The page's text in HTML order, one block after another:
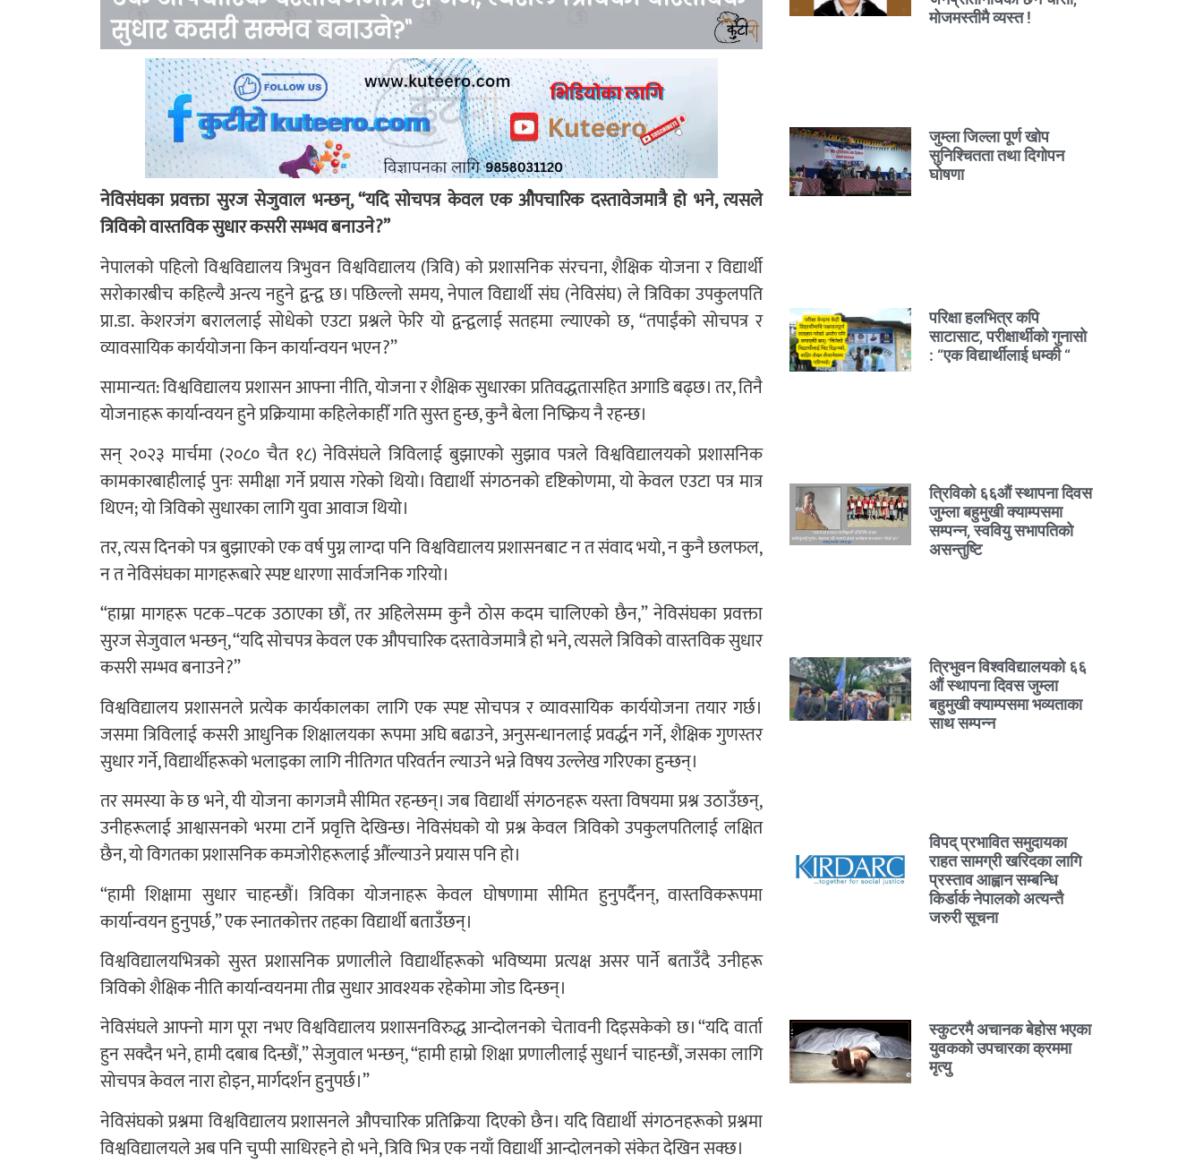
नेविसंघका प्रवक्ता सुरज सेजुवाल भन्छन्, “यदि सोचपत्र केवल एक औपचारिक दस्तावेजमात्रै हो भने, त्यसले
त्रिविको वास्तविक सुधार कसरी सम्भव बनाउने?”
नेपालको पहिलो विश्वविद्यालय त्रिभुवन विश्वविद्यालय (त्रिवि) को प्रशासनिक संरचना, शैक्षिक योजना र विद्यार्थी
सरोकारबीच कहिल्यै अन्त्य नहुने द्वन्द्व छ। पछिल्लो समय, नेपाल विद्यार्थी संघ (नेविसंघ) ले त्रिविका उपकुलपति
प्रा.डा. केशरजंग बराललाई सोधेको एउटा प्रश्नले फेरि यो द्वन्द्वलाई सतहमा ल्याएको छ, “तपाईंको सोचपत्र र
व्यावसायिक कार्ययोजना किन कार्यान्वयन भएन?”
सामान्यत: विश्वविद्यालय प्रशासन आफ्ना नीति, योजना र शैक्षिक सुधारका प्रतिवद्धतासहित अगाडि बढ्छ। तर, तिनै
योजनाहरू कार्यान्वयन हुने प्रक्रियामा कहिलेकाहीँ गति सुस्त हुन्छ, कुनै बेला निष्क्रिय नै रहन्छ।
सन् २०२३ मार्चमा (२०८० चैत १८) नेविसंघले त्रिविलाई बुझाएको सुझाव पत्रले विश्वविद्यालयको प्रशासनिक
कामकारबाहीलाई पुनः समीक्षा गर्ने प्रयास गरेको थियो। विद्यार्थी संगठनको दृष्टिकोणमा, यो केवल एउटा पत्र मात्र
थिएन; यो त्रिविको सुधारका लागि युवा आवाज थियो।
तर, त्यस दिनको पत्र बुझाएको एक वर्ष पुग्न लाग्दा पनि विश्वविद्यालय प्रशासनबाट न त संवाद भयो, न कुनै छलफल,
न त नेविसंघका मागहरूबारे स्पष्ट धारणा सार्वजनिक गरियो।
“हाम्रा मागहरू पटक–पटक उठाएका छौं, तर अहिलेसम्म कुनै ठोस कदम चालिएको छैन,” नेविसंघका प्रवक्ता
सुरज सेजुवाल भन्छन्, “यदि सोचपत्र केवल एक औपचारिक दस्तावेजमात्रै हो भने, त्यसले त्रिविको वास्तविक सुधार
कसरी सम्भव बनाउने?”
विश्वविद्यालय प्रशासनले प्रत्येक कार्यकालका लागि एक स्पष्ट सोचपत्र र व्यावसायिक कार्ययोजना तयार गर्छ।
जसमा त्रिविलाई कसरी आधुनिक शिक्षालयका रूपमा अघि बढाउने, अनुसन्धानलाई प्रवर्द्धन गर्ने, शैक्षिक गुणस्तर
सुधार गर्ने, विद्यार्थीहरूको भलाइका लागि नीतिगत परिवर्तन ल्याउने भन्ने विषय उल्लेख गरिएका हुन्छन्।
तर समस्या के छ भने, यी योजना कागजमै सीमित रहन्छन्। जब विद्यार्थी संगठनहरू यस्ता विषयमा प्रश्न उठाउँछन्,
उनीहरूलाई आश्वासनको भरमा टार्ने प्रवृत्ति देखिन्छ। नेविसंघको यो प्रश्न केवल त्रिविको उपकुलपतिलाई लक्षित
छैन, यो विगतका प्रशासनिक कमजोरीहरूलाई औंल्याउने प्रयास पनि हो।
“हामी शिक्षामा सुधार चाहन्छौं। त्रिविका योजनाहरू केवल घोषणामा सीमित हुनुपर्दैनन्, वास्तविकरूपमा
कार्यान्वयन हुनुपर्छ,” एक स्नातकोत्तर तहका विद्यार्थी बताउँछन्।
विश्वविद्यालयभित्रको सुस्त प्रशासनिक प्रणालीले विद्यार्थीहरूको भविष्यमा प्रत्यक्ष असर पार्ने बताउँदै उनीहरू
त्रिविको शैक्षिक नीति कार्यान्वयनमा तीव्र सुधार आवश्यक रहेकोमा जोड दिन्छन्।
नेविसंघले आफ्नो माग पूरा नभए विश्वविद्यालय प्रशासनविरुद्ध आन्दोलनको चेतावनी दिइसकेको छ। “यदि वार्ता
हुन सक्दैन भने, हामी दबाब दिन्छौं,” सेजुवाल भन्छन्, “हामी हाम्रो शिक्षा प्रणालीलाई सुधार्न चाहन्छौं, जसका लागि
सोचपत्र केवल नारा होइन, मार्गदर्शन हुनुपर्छ।”
नेविसंघको प्रश्नमा विश्वविद्यालय प्रशासनले औपचारिक प्रतिक्रिया दिएको छैन। यदि विद्यार्थी संगठनहरूको प्रश्नमा
विश्वविद्यालयले अब पनि चुप्पी साधिरहने हो भने, त्रिवि भित्र एक नयाँ विद्यार्थी आन्दोलनको संकेत देखिन सक्छ।
मोजमस्तीमै व्यस्त !
जुम्ला जिल्ला पूर्ण खोप
सुनिश्चितता तथा दिगोपन
घोषणा
परिक्षा हलभित्र कपि
साटासाट, परीक्षार्थीको गुनासो
: “एक विद्यार्थीलाई धम्की “
त्रिविको ६६औं स्थापना दिवस
जुम्ला बहुमुखी क्याम्पसमा
सम्पन्न, स्ववियु सभापतिको
असन्तुष्टि
त्रिभुवन विश्वविद्यालयको ६६
औं स्थापना दिवस जुम्ला
बहुमुखी क्याम्पसमा भव्यताका
साथ सम्पन्न
विपद् प्रभावित समुदायका
राहत सामग्री खरिदका लागि
प्रस्ताव आह्वान सम्बन्धि
किर्डार्क नेपालको अत्यन्तै
जरुरी सूचना
स्कुटरमै अचानक बेहोस भएका
युवकको उपचारका क्रममा
मृत्यु